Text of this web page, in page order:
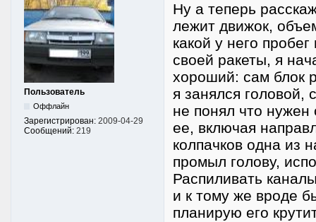
Пользователь
Оффлайн
Зарегистрирован: 2009-04-29
Сообщений: 219
Ну а теперь
лежит движок,
какой у него
своей ракеты, я
хороший: сам блок
я занялся головой,
не понял что
ее, включая
колпачков одна из
промыл голову,
Распиливать
и к тому же вроде
планирую его